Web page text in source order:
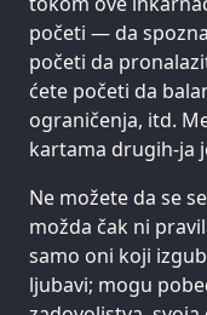
početi — da
početi da
ćete početi da
ograničenja, itd.
kartama drugih-ja
Ne možete da se
možda čak ni
samo oni koji
ljubavi; mogu